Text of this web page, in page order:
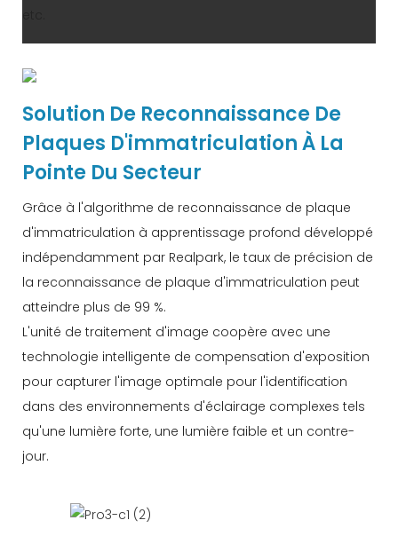
Solution De Reconnaissance De
Plaques D'immatriculation À La
Pointe Du Secteur
Grâce à l'algorithme de reconnaissance de plaque
d'immatriculation à apprentissage profond développé
indépendamment par Realpark, le taux de précision de
la reconnaissance de plaque d'immatriculation peut
atteindre plus de 99 %.
L'unité de traitement d'image coopère avec une
technologie intelligente de compensation d'exposition
pour capturer l'image optimale pour l'identification
dans des environnements d'éclairage complexes tels
qu'une lumière forte, une lumière faible et un contre-
jour.